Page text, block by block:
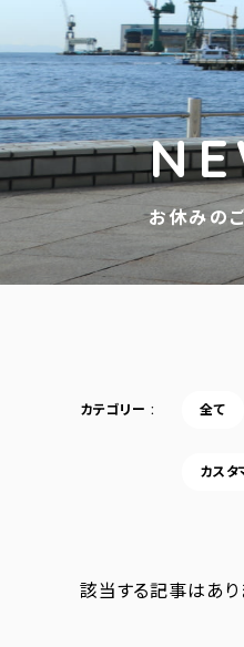
お休みの
カテゴリー 全て
カスタ
該当する記事はあり